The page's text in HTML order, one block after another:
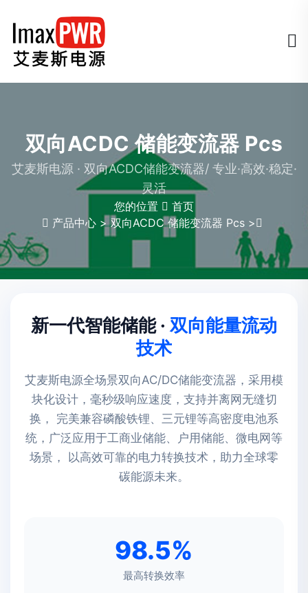
双向ACDC 储能变流器 Pcs
艾麦斯电源 · 双向ACDC储能变流器/ 专业·高效·稳定·
灵活
您的位置
首页
产品中心 >双向ACDC 储能变流器 Pcs >
新一代智能储能 · 双向能量流动
技术
艾麦斯电源全场景双向AC/DC储能变流器，采用模
块化设计，毫秒级响应速度，支持并离网无缝切
换， 完美兼容磷酸铁锂、三元锂等高密度电池系
统，广泛应用于工商业储能、户用储能、微电网等
场景， 以高效可靠的电力转换技术，助力全球零
碳能源未来。
98.5%
最高转换效率